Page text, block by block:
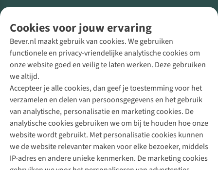
Cookies voor jouw ervaring
Bever.nl maakt gebruik van cookies. We gebruiken
functionele en privacy-vriendelijke analytische cookies om
onze website goed en veilig te laten werken. Deze gebruiken
we altijd.
Accepteer je alle cookies, dan geef je toestemming voor het
verzamelen en delen van persoonsgegevens en het gebruik
van analytische, personalisatie en marketing cookies. De
analytische cookies gebruiken we om bij te houden hoe onze
website wordt gebruikt. Met personalisatie cookies kunnen
we de website relevanter maken voor elke bezoeker, middels
IP-adres en andere unieke kenmerken. De marketing cookies
Direct advies van een Buitenexpert
+31 (0)85 888 50 88
+31 6 12 28 49 80
Contactformulier